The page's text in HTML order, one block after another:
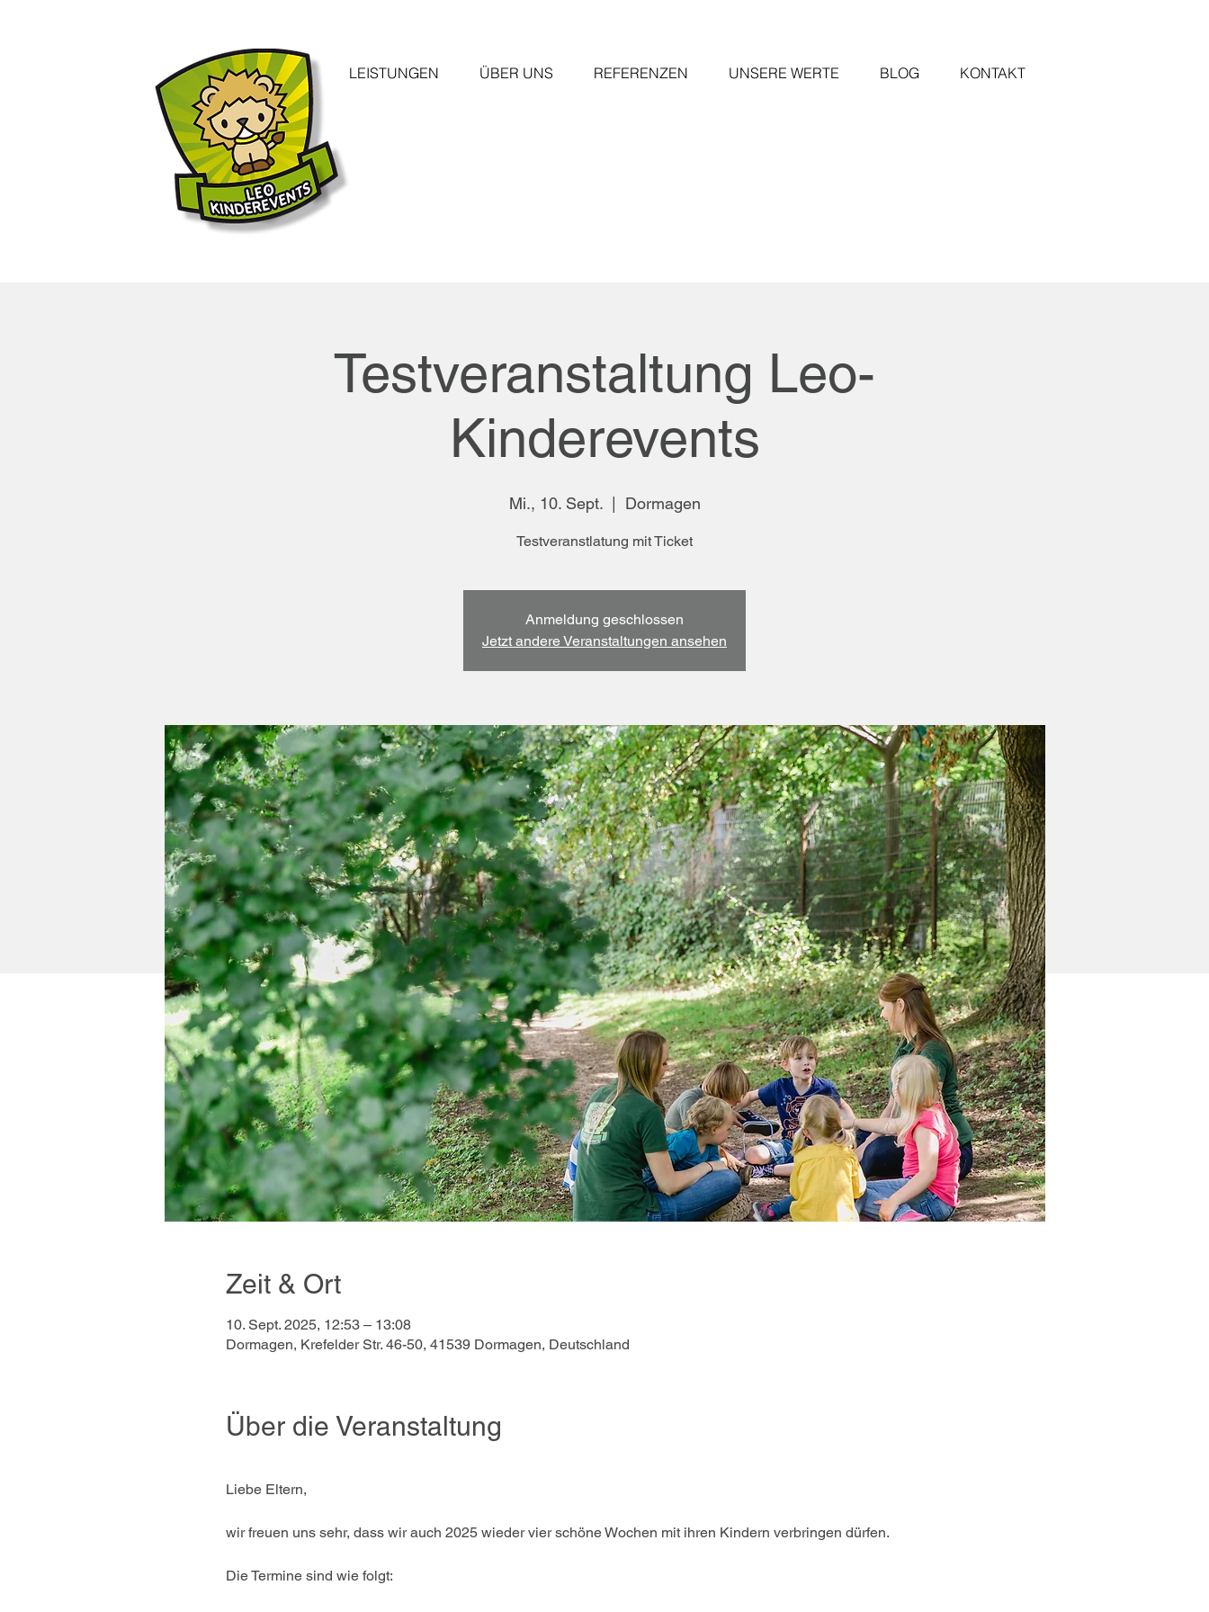
Testveranstaltung Leo-
Kinderevents
Mi., 10. Sept.
  |
Dormagen
Testveranstlatung mit Ticket
Anmeldung geschlossen
Jetzt andere Veranstaltungen ansehen
Zeit & Ort
10. Sept. 2025, 12:53 – 13:08
Dormagen, Krefelder Str. 46-50, 41539 Dormagen, Deutschland
Über die Veranstaltung
Liebe Eltern,
wir freuen uns sehr, dass wir auch 2025 wieder vier schöne Wochen mit ihren Kindern verbringen dürfen.
Die Termine sind wie folgt:
LEISTUNGEN ÜBER UNS REFERENZEN UNSERE WERTE BLOG KONTAKT